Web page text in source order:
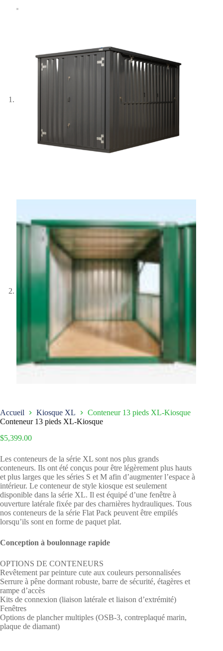
Accueil Kiosque XL
Conteneur 13 pieds XL-Kiosque
Conteneur 13 pieds XL-Kiosque
$5,399.00
Les conteneurs de la série XL sont nos plus grands
conteneurs. Ils ont été conçus pour être légèrement plus hauts
et plus larges que les séries S et M afin d’augmenter l’espace à
intérieur. Le conteneur de style kiosque est seulement
disponible dans la série XL. Il est équipé d’une fenêtre à
ouverture latérale fixée par des charnières hydrauliques. Tous
nos conteneurs de la série Flat Pack peuvent être empilés
lorsqu’ils sont en forme de paquet plat.
Conception à boulonnage rapide
OPTIONS DE CONTENEURS
Revêtement par peinture cute aux couleurs personnalisées
Serrure à pêne dormant robuste, barre de sécurité, étagères et
rampe d’accès
Kits de connexion (liaison latérale et liaison d’extrémité)
Fenêtres
Options de plancher multiples (OSB-3, contreplaqué marin,
plaque de diamant)